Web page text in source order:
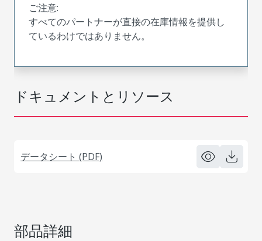
ドキュメントとリソース
データシート (PDF)
ご注意:
すべてのパートナーが直接の在庫情報を提供し
ているわけではありません。
部品詳細